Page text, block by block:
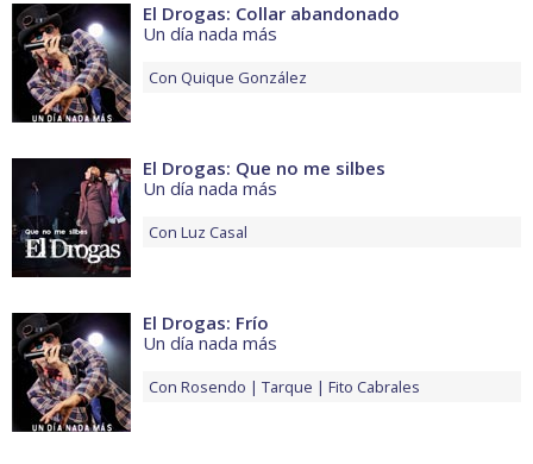
El Drogas: Collar abandonado
Un día nada más
Con Quique González
El Drogas: Que no me silbes
Un día nada más
Con Luz Casal
El Drogas: Frío
Un día nada más
Con Rosendo Tarque Fito Cabrales